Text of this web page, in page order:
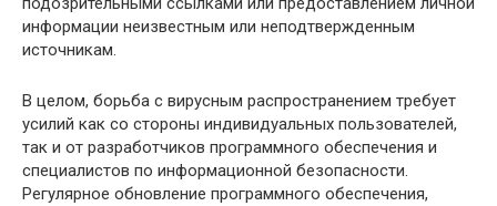
информации неизвестным или неподтвержденным
источникам.
В целом, борьба с вирусным распространением требует
усилий как со стороны индивидуальных пользователей,
так и от разработчиков программного обеспечения и
специалистов по информационной безопасности.
Регулярное обновление программного обеспечения,